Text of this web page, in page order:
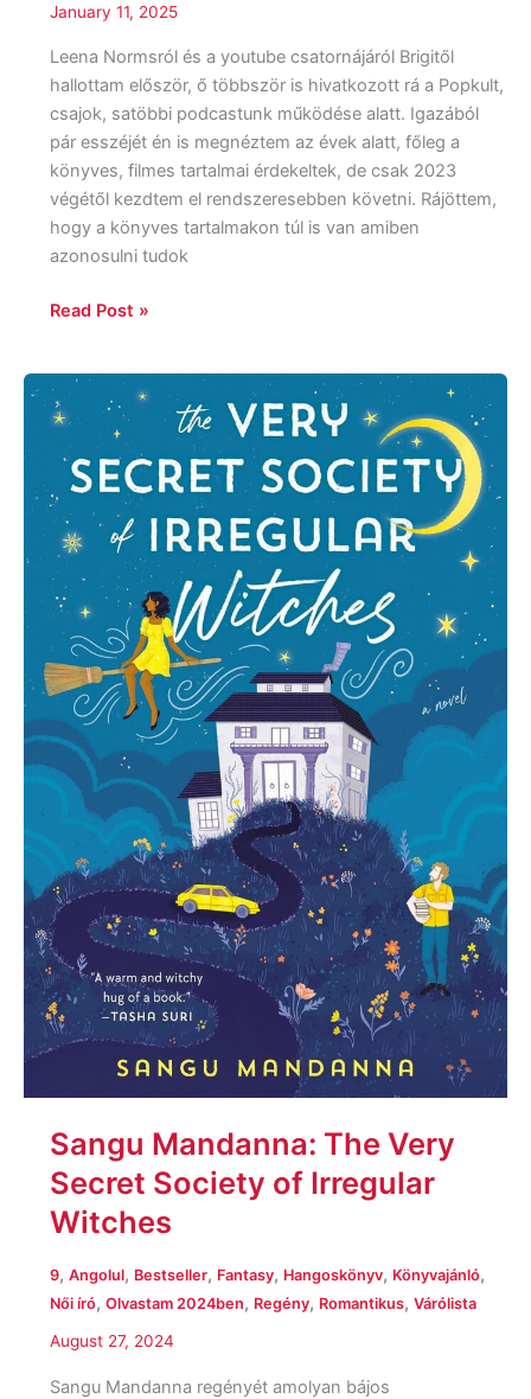
January 11, 2025
Leena Normsról és a youtube csatornájáról Brigitől
hallottam először, ő többször is hivatkozott rá a Popkult,
csajok, satöbbi podcastunk működése alatt. Igazából
pár esszéjét én is megnéztem az évek alatt, főleg a
könyves, filmes tartalmai érdekeltek, de csak 2023
végétől kezdtem el rendszeresebben követni. Rájöttem,
hogy a könyves tartalmakon túl is van amiben
azonosulni tudok
Read Post »
Sangu Mandanna: The Very
Secret Society of Irregular
Witches
9, Angolul, Bestseller, Fantasy, Hangoskönyv, Könyvajánló,
Női író, Olvastam 2024ben, Regény, Romantikus, Várólista
August 27, 2024
Sangu Mandanna regényét amolyan bájos
Sangu
Mandanna:
Very
Secret
Society
of
Irregular
Witches